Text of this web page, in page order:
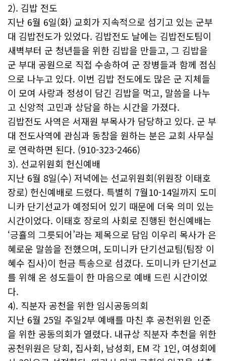
2). 김밥 전도
지난 6월 6일(화) 교회가 지속적으로 섬기고 있는 군부
대 김밥전도가 있었다. 김밥전도 날에는 김밥전도팀이
새벽부터 군 청년들을 위한 김밥을 만들고, 그 김밥을
군 부대 공원으로 직접 수송하여 군 장병들과 함께 점심
으로 나누고 있다. 이번 김밥 전도에도 많은 군 지체들
이 모여 사랑과 정성이 담긴 김밥을 먹고, 말씀을 나누
고 신앙적 고민과 상담을 하는 시간을 가졌다.
김밥전도 사역은 서재원 부목사가 담당하고 있다. 군 부
대 전도사역에 관심과 동참을 원하는 분은 교회 사무실
로 연락하면 된다. (910-323-2466)
3). 선교위원회 헌신예배
지난 6월 8일(수) 저녁에는 선교위원회(위원장 이태호
장로) 헌신예배로 드렸다. 특별히 7월10-14일까지 도미
니카 단기선교가 예정되어 있기 때문에 더욱 의미 있는
시간이었다. 이태호 장로의 사회로 진행된 헌신예배는
‘긍휼의 그릇되어’라는 제목으로 담임 이우리 목사가 은
혜로운 말씀을 전했으며, 도미니카 단기선교팀(팀장 이
혜수 집사)이 헌금 특송으로 섬겼다. 도미니카 단기선교
를 위해 온 성도들이 한 마음으로 예배 드린 시간이었
다.
4). 직분자 공천을 위한 임시공동의회
지난 6월 25일 주일2부 예배를 마친 후 공천위원 인준
을 위한 공동의회가 열렸다. 내규상 직분자 추천을 위한
공천위원은 당회, 집사회, 남성회, EM 각 1인, 여성회에